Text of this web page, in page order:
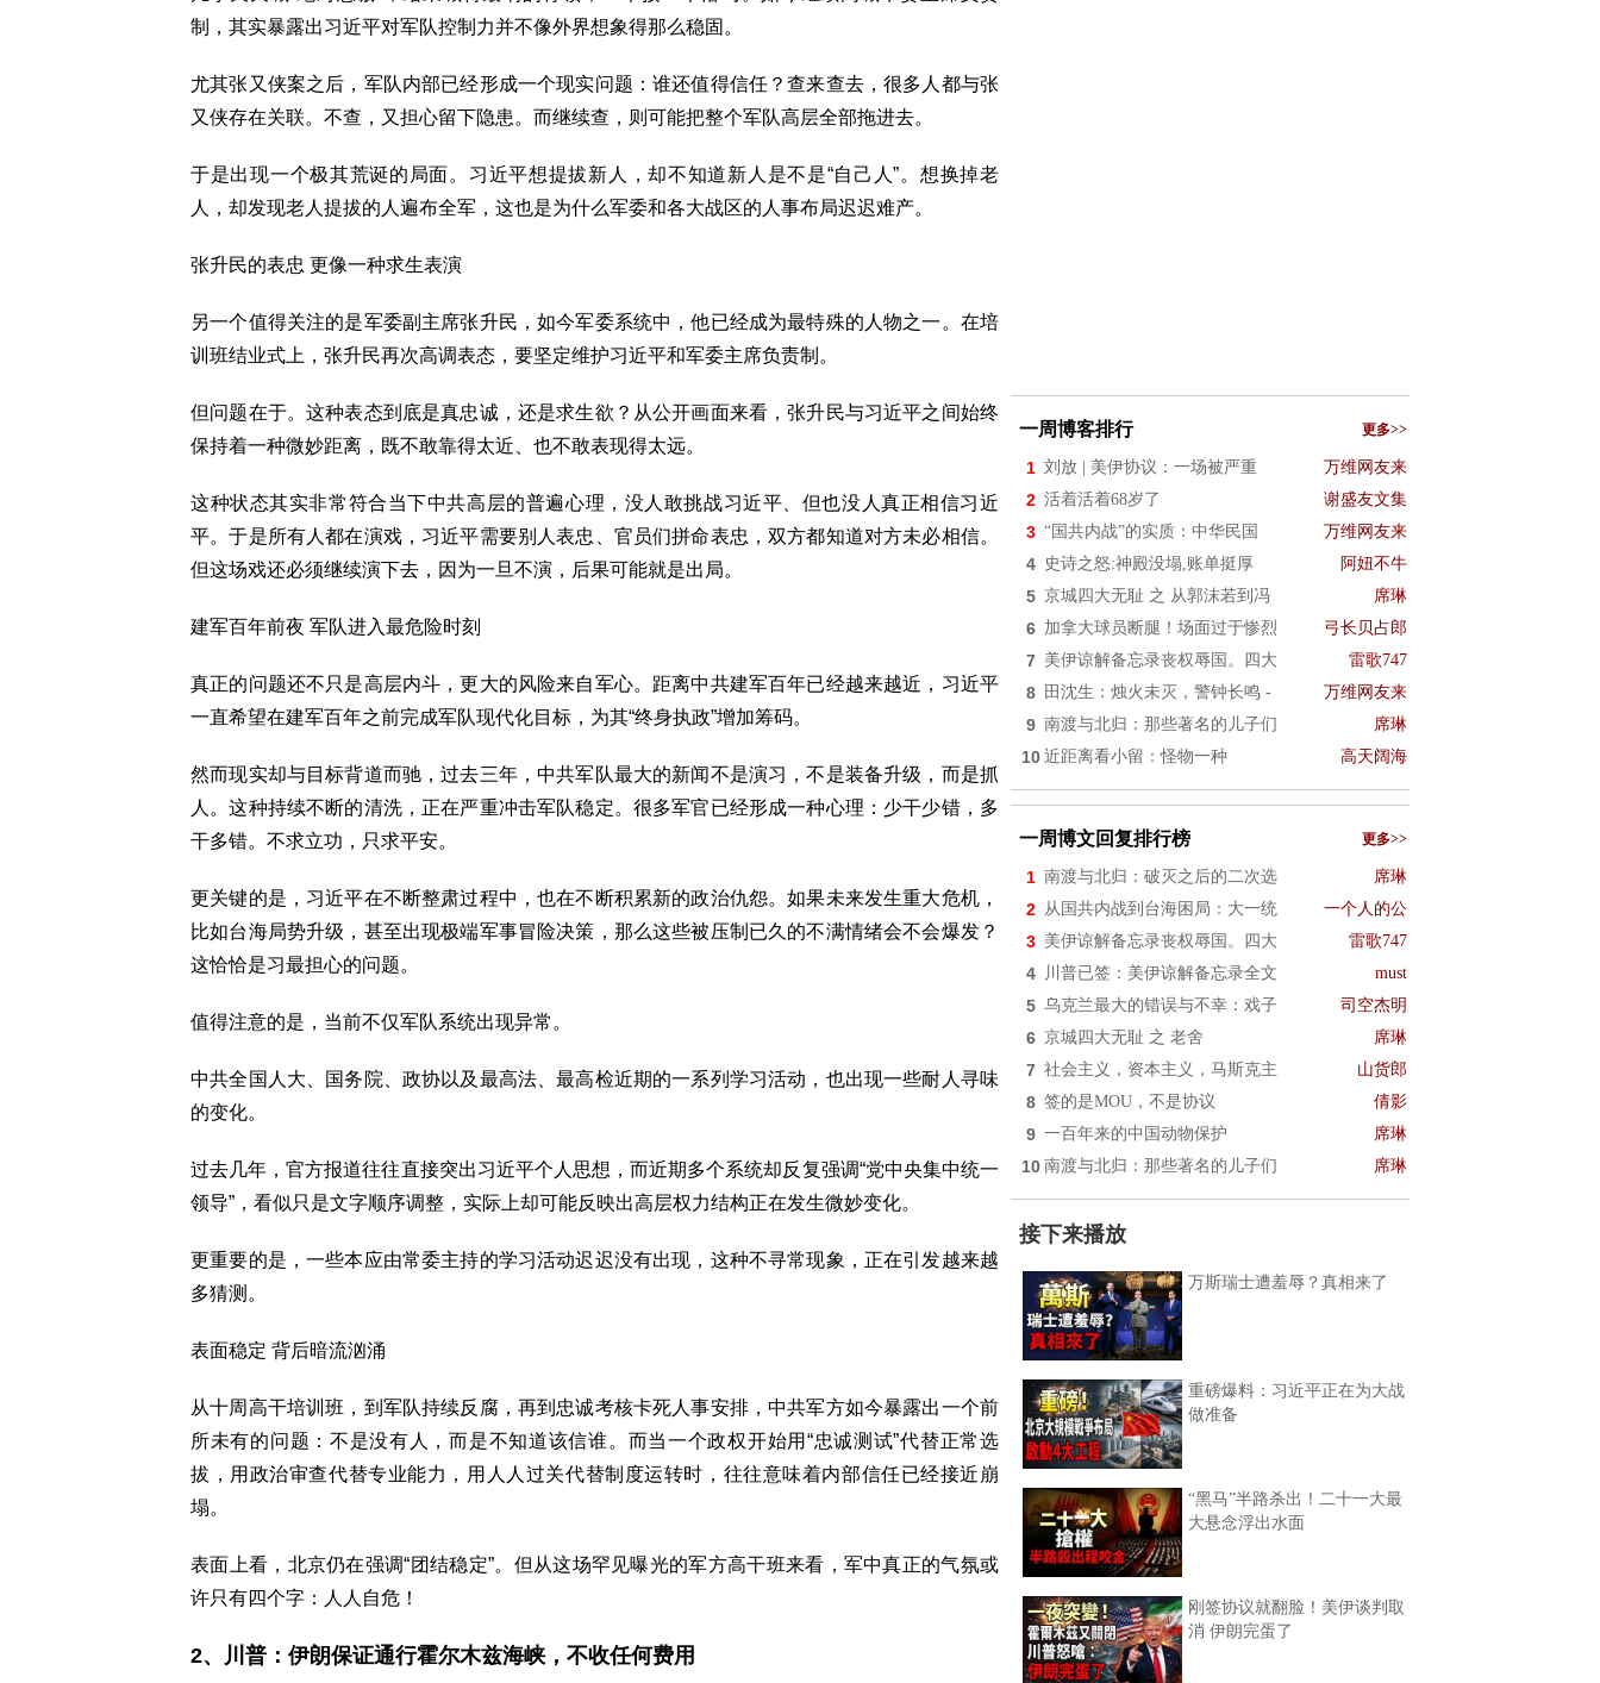
制，其实暴露出习近平对军队控制力并不像外界想象得那么稳固。
尤其张又侠案之后，军队内部已经形成一个现实问题：谁还值得信任？查来查去，很多人都与张
又侠存在关联。不查，又担心留下隐患。而继续查，则可能把整个军队高层全部拖进去。
于是出现一个极其荒诞的局面。习近平想提拔新人，却不知道新人是不是“自己人”。想换掉老
人，却发现老人提拔的人遍布全军，这也是为什么军委和各大战区的人事布局迟迟难产。
张升民的表忠 更像一种求生表演
另一个值得关注的是军委副主席张升民，如今军委系统中，他已经成为最特殊的人物之一。在培
训班结业式上，张升民再次高调表态，要坚定维护习近平和军委主席负责制。
但问题在于。这种表态到底是真忠诚，还是求生欲？从公开画面来看，张升民与习近平之间始终
保持着一种微妙距离，既不敢靠得太近、也不敢表现得太远。
这种状态其实非常符合当下中共高层的普遍心理，没人敢挑战习近平、但也没人真正相信习近
平。于是所有人都在演戏，习近平需要别人表忠、官员们拼命表忠，双方都知道对方未必相信。
但这场戏还必须继续演下去，因为一旦不演，后果可能就是出局。
建军百年前夜 军队进入最危险时刻
真正的问题还不只是高层内斗，更大的风险来自军心。距离中共建军百年已经越来越近，习近平
一直希望在建军百年之前完成军队现代化目标，为其“终身执政”增加筹码。
然而现实却与目标背道而驰，过去三年，中共军队最大的新闻不是演习，不是装备升级，而是抓
人。这种持续不断的清洗，正在严重冲击军队稳定。很多军官已经形成一种心理：少干少错，多
干多错。不求立功，只求平安。
更关键的是，习近平在不断整肃过程中，也在不断积累新的政治仇怨。如果未来发生重大危机，
比如台海局势升级，甚至出现极端军事冒险决策，那么这些被压制已久的不满情绪会不会爆发？
这恰恰是习最担心的问题。
值得注意的是，当前不仅军队系统出现异常。
中共全国人大、国务院、政协以及最高法、最高检近期的一系列学习活动，也出现一些耐人寻味
的变化。
过去几年，官方报道往往直接突出习近平个人思想，而近期多个系统却反复强调“党中央集中统一
领导”，看似只是文字顺序调整，实际上却可能反映出高层权力结构正在发生微妙变化。
更重要的是，一些本应由常委主持的学习活动迟迟没有出现，这种不寻常现象，正在引发越来越
多猜测。
表面稳定 背后暗流汹涌
从十周高干培训班，到军队持续反腐，再到忠诚考核卡死人事安排，中共军方如今暴露出一个前
所未有的问题：不是没有人，而是不知道该信谁。而当一个政权开始用“忠诚测试”代替正常选
拔，用政治审查代替专业能力，用人人过关代替制度运转时，往往意味着内部信任已经接近崩
塌。
表面上看，北京仍在强调“团结稳定”。但从这场罕见曝光的军方高干班来看，军中真正的气氛或
许只有四个字：人人自危！
2、川普：伊朗保证通行霍尔木兹海峡，不收任何费用
一周博客排行 更多>>
1 刘放 | 美伊协议：一场被严重 万维网友来
2 活着活着68岁了 谢盛友文集
3 “国共内战”的实质：中华民国 万维网友来
4 史诗之怒:神殿没塌,账单挺厚 阿妞不牛
5 京城四大无耻 之 从郭沫若到冯 席琳
6 加拿大球员断腿！场面过于惨烈 弓长贝占郎
7 美伊谅解备忘录丧权辱国。四大 雷歌747
8 田沈生：烛火未灭，警钟长鸣 - 万维网友来
9 南渡与北归：那些著名的儿子们 席琳
10 近距离看小留：怪物一种 高天阔海
一周博文回复排行榜 更多>>
1 南渡与北归：破灭之后的二次选 席琳
2 从国共内战到台海困局：大一统 一个人的公
3 美伊谅解备忘录丧权辱国。四大 雷歌747
4 川普已签：美伊谅解备忘录全文 must
5 乌克兰最大的错误与不幸：戏子 司空杰明
6 京城四大无耻 之 老舍 席琳
7 社会主义，资本主义，马斯克主 山货郎
8 签的是MOU，不是协议 倩影
9 一百年来的中国动物保护 席琳
10 南渡与北归：那些著名的儿子们 席琳
接下来播放
万斯瑞士遭羞辱？真相来了
重磅爆料：习近平正在为大战
做准备
“黑马”半路杀出！二十一大最
大悬念浮出水面
刚签协议就翻脸！美伊谈判取
消 伊朗完蛋了